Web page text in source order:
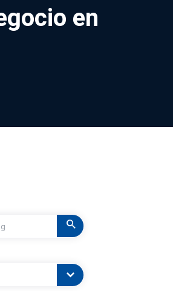
en
Buscar
en